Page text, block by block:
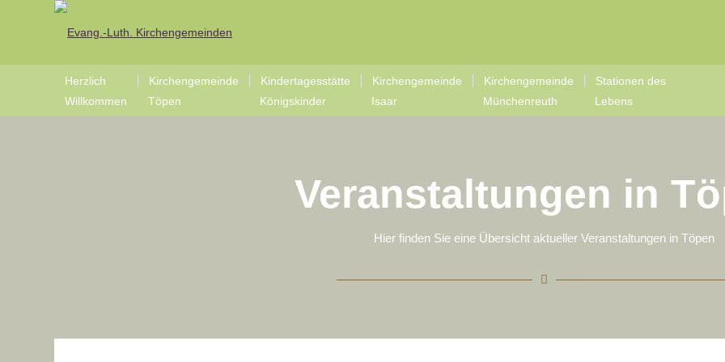
Herzlich
Willkommen
Kirchengemeinde
Töpen
Kindertagesstätte
Königskinder
Kirchengemeinde
Isaar
Kirchengemeinde
Münchenreuth
Stationen des
Lebens
Veranstaltungen in
Hier finden Sie eine Übersicht aktueller Veranstaltungen in Töpen